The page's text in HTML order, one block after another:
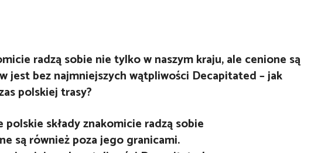
radzą sobie nie tylko w naszym kraju, ale cenione są
jest bez najmniejszych wątpliwości Decapitated – jak
polskiej trasy?